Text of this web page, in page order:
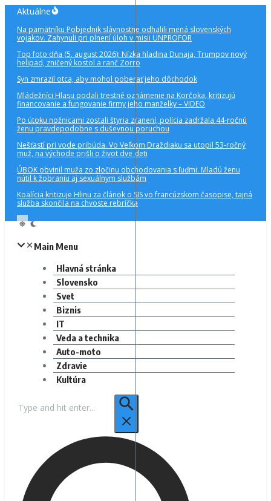
Preskočiť
obsah
Aktuálne
Na pamätníku Pobjednik slávnostne odhalili mená slovenských
vojakov. Zahynuli pri plnení úloh v misii UNPROFOR
Top foto dňa (5. august 2026): Nízka hladina Dunaja, Trumpov nový
helipad, zničený kostol a ranč Zorro
Syn zmrazil otca, aby mohol poberať jeho dôchodok
Mládežníci Hlasu podali trestné oznámenie na Korčoka, kritizujú
financovanie a fungovanie firmy jeho manželky – VIDEO
Po útoku nožnicami zostali štyria zranení, polícia zadržala 44-ročnú
ženu pravdepodobne s duševnou poruchou
Nešťastí pri vode pribúda. Vo Veľkom Draždiaku sa utopil 53-ročný
muž, na východe prišli o život dve deti
ÚBOK obvinil muža zo zločinu obchodovania s ľuďmi. Mladú ženu
nútil k žobraniu aj sexuálnym službám
Koalícia kritizuje Hlinu za článok o SIS vo francúzskom časopise, tajná
služba skončila na chvoste rebríčka
Main Menu
Hlavná stránka
Slovensko
Svet
Biznis
IT
Veda a technika
Auto-moto
Zdravie
Kultúra